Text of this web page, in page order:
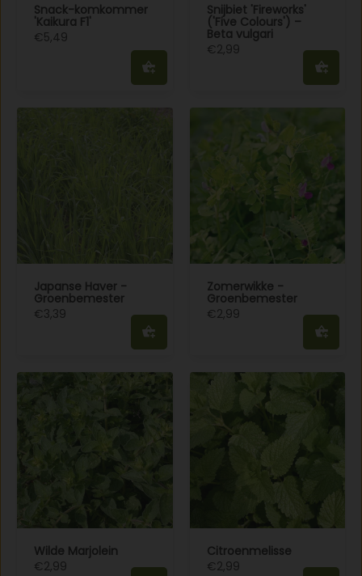
Snack-komkommer
'Kaikura F1'
€5,49
Snijbiet 'Fireworks'
('Five Colours') –
Beta vulgari
€2,99
Japanse Haver -
Groenbemester
€3,39
Zomerwikke -
Groenbemester
€2,99
Wilde Marjolein
€2,99
Citroenmelisse
€2,99